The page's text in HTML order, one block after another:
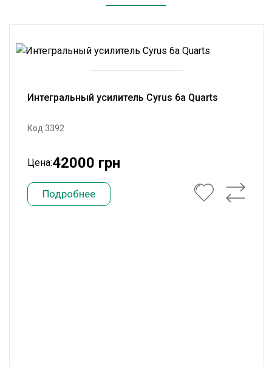
Интегральный усилитель Cyrus 6a Quarts
Код:3392
Цена:42000 грн
Подробнее